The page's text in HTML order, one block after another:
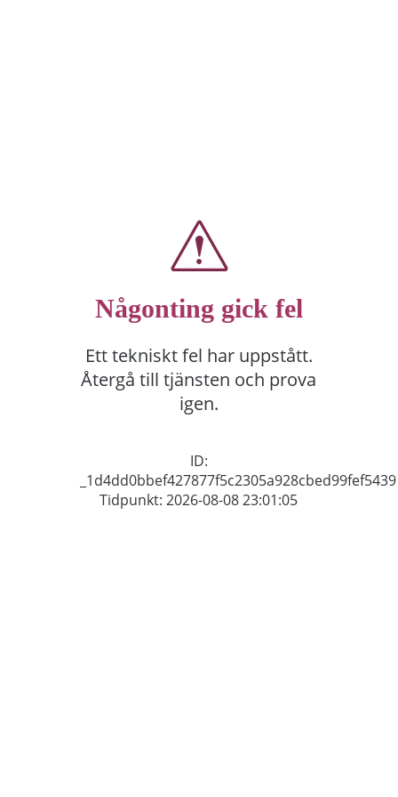
Någonting gick fel
Ett tekniskt fel har uppstått.
Återgå till tjänsten och prova
igen.
ID:
_1d4dd0bbef427877f5c2305a928cbed99fef5439
Tidpunkt: 2026-08-08 23:01:05